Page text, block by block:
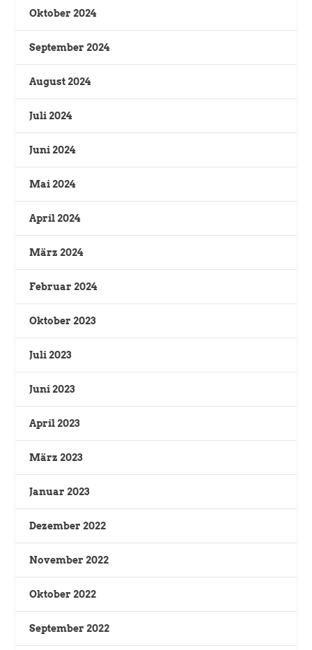
Oktober 2024
September 2024
August 2024
Juli 2024
Juni 2024
Mai 2024
April 2024
März 2024
Februar 2024
Oktober 2023
Juli 2023
Juni 2023
April 2023
März 2023
Januar 2023
Dezember 2022
November 2022
Oktober 2022
September 2022